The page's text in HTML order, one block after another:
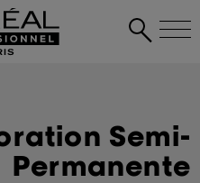
Semi-
Permanente